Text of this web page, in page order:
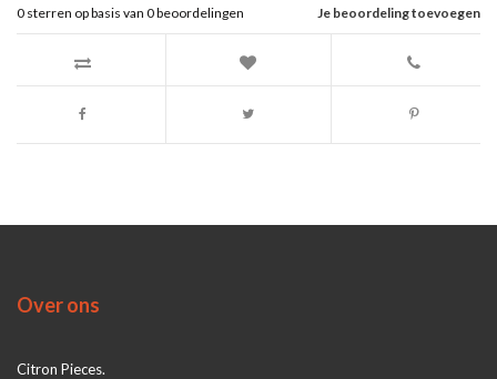
Je beoordeling toevoegen
0 sterren op basis van 0beoordelingen
Over ons
Citron Pieces.